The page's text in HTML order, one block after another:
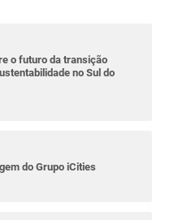
o futuro da transição
no Sul do
do Grupo iCities